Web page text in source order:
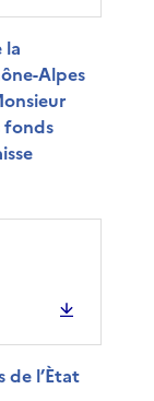
la
Alpes
fonds
l’Ètat